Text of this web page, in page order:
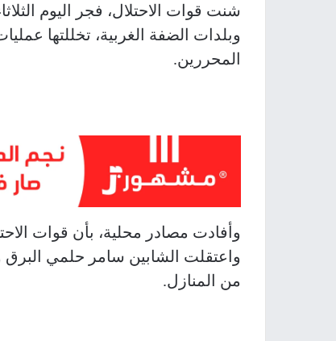
شنت قوات الاحتلال، فجر اليوم
وبلدات الضفة الغربية، تخللتها
المحررين.
وأفادت مصادر محلية، بأن قوات
واعتقلت الشابين سامر حلمي
من المنازل.